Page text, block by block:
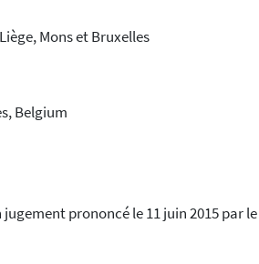
Mons et Bruxelles
Belgium
prononcé le 11 juin 2015 par